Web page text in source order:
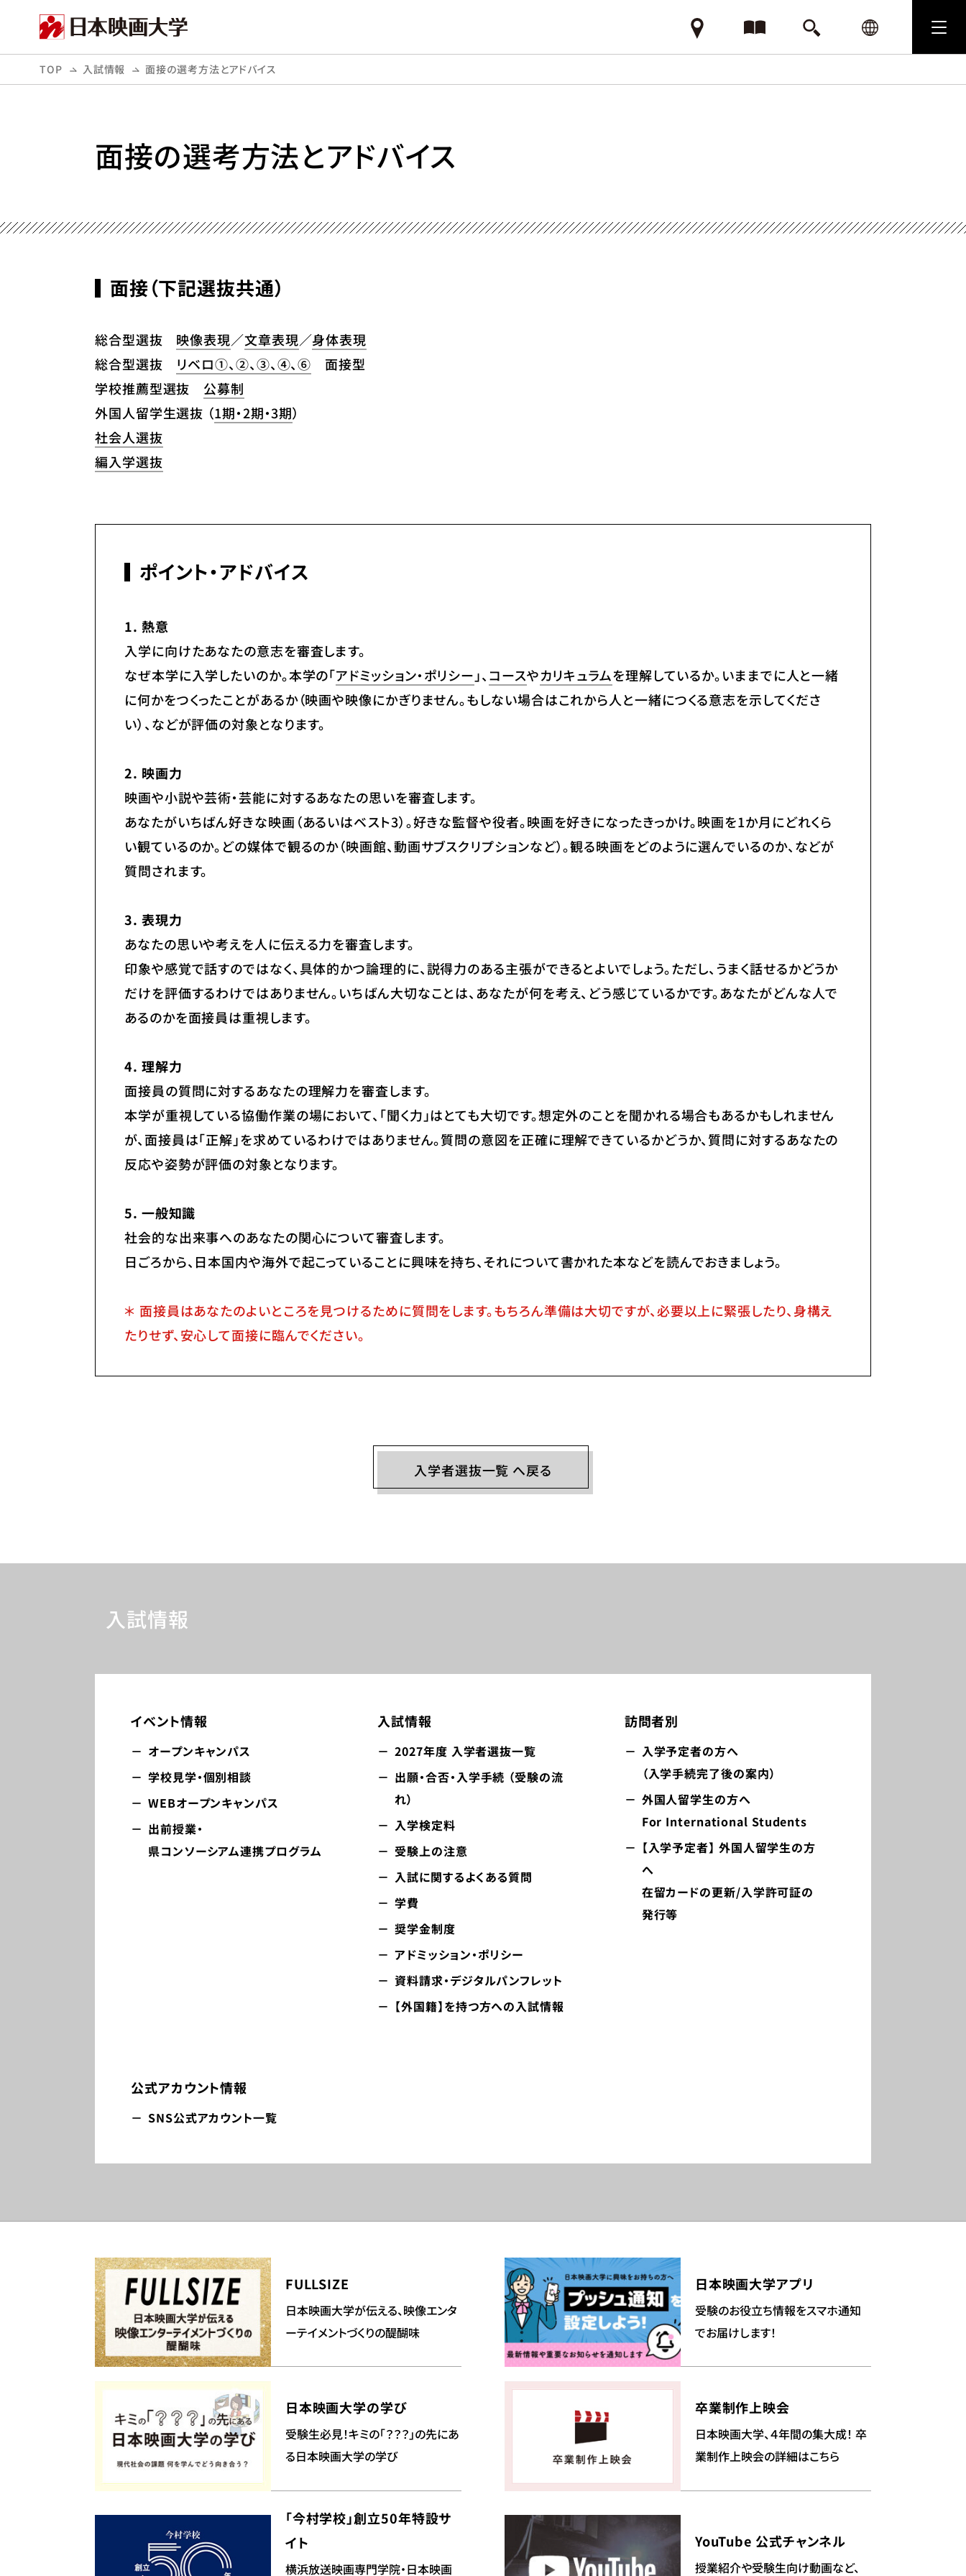
TOP 入試情報 面接の選考方法とアドバイス
面接の選考方法とアドバイス
面接（下記選抜共通）
総合型選抜 映像表現／文章表現／身体表現
総合型選抜 リベロ①、②、③、④、⑥ 面接型
学校推薦型選抜 公募制
外国人留学生選抜 （1期・2期・3期）
社会人選抜
編入学選抜
ポイント・アドバイス
1. 熱意
入学に向けたあなたの意志を審査します。
なぜ本学に入学したいのか。本学の「アドミッション・ポリシー 」、コースやカリキュラムを理解しているか。いままでに人と一緒
に何かをつくったことがあるか（映画や映像にかぎりません。もしない場合はこれから人と一緒につくる意志を示してくださ
い）、などが評価の対象となります。
2. 映画力
映画や小説や芸術・芸能に対するあなたの思いを審査します。
あなたがいちばん好きな映画（あるいはベスト3）。好きな監督や役者。映画を好きになったきっかけ。映画を1か月にどれくら
い観ているのか。どの媒体で観るのか（映画館、動画サブスクリプションなど）。観る映画をどのように選んでいるのか、などが
質問されます。
3. 表現力
あなたの思いや考えを人に伝える力を審査します。
印象や感覚で話すのではなく、具体的かつ論理的に、説得力のある主張ができるとよいでしょう。ただし、うまく話せるかどうか
だけを評価するわけではありません。いちばん大切なことは、あなたが何を考え、どう感じているかです。あなたがどんな人で
あるのかを面接員は重視します。
4. 理解力
面接員の質問に対するあなたの理解力を審査します。
本学が重視している協働作業の場において、「聞く力」はとても大切です。想定外のことを聞かれる場合もあるかもしれません
が、面接員は「正解」を求めているわけではありません。質問の意図を正確に理解できているかどうか、質問に対するあなたの
反応や姿勢が評価の対象となります。
5. 一般知識
社会的な出来事へのあなたの関心について審査します。
日ごろから、日本国内や海外で起こっていることに興味を持ち、それについて書かれた本などを読んでおきましょう。
＊ 面接員はあなたのよいところを見つけるために質問をします。もちろん準備は大切ですが、必要以上に緊張したり、身構え
たりせず、安心して面接に臨んでください。
入学者選抜一覧 へ戻る
入試情報
イベント情報
オープンキャンパス
学校見学・個別相談
WEBオープンキャンパス
出前授業・
県コンソーシアム連携プログラム
入試情報
2027年度 入学者選抜一覧
出願・合否・入学手続 （受験の流
れ）
入学検定料
受験上の注意
入試に関するよくある質問
学費
奨学金制度
アドミッション・ポリシー
資料請求・デジタルパンフレット
【外国籍】を持つ方への入試情報
訪問者別
入学予定者の方へ
（入学手続完了後の案内）
外国人留学生の方へ
For International Students
【入学予定者】 外国人留学生の方
へ
在留カードの更新/入学許可証の
発行等
公式アカウント情報
SNS公式アカウント一覧
FULLSIZE
日本映画大学が伝える、映像エンタ
ーテイメントづくりの醍醐味
日本映画大学アプリ
受験のお役立ち情報をスマホ通知
でお届けします！
日本映画大学の学び
受験生必見！キミの「？？？」の先にあ
る日本映画大学の学び
卒業制作上映会
日本映画大学、４年間の集大成！ 卒
業制作上映会の詳細はこちら
「今村学校」創立50年特設サ
イト
横浜放送映画専門学院・日本映画
YouTube 公式チャンネル
授業紹介や受験生向け動画など、